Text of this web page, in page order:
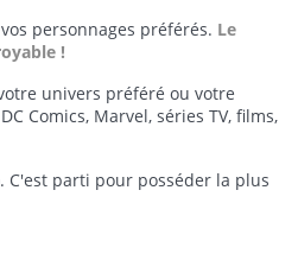
personnages préférés. Le
!
univers préféré ou votre
Comics, Marvel, séries TV, films,
C'est parti pour posséder la plus